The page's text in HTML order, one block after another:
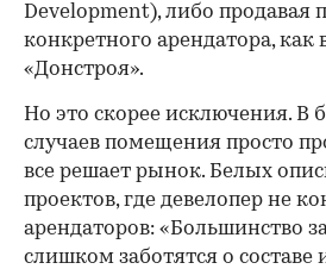
Development), либо продавая
конкретного арендатора, как
«Донстроя».
Но это скорее исключения. В
случаев помещения просто
все решает рынок. Белых
проектов, где девелопер не
арендаторов: «Большинство
слишком заботятся о составе